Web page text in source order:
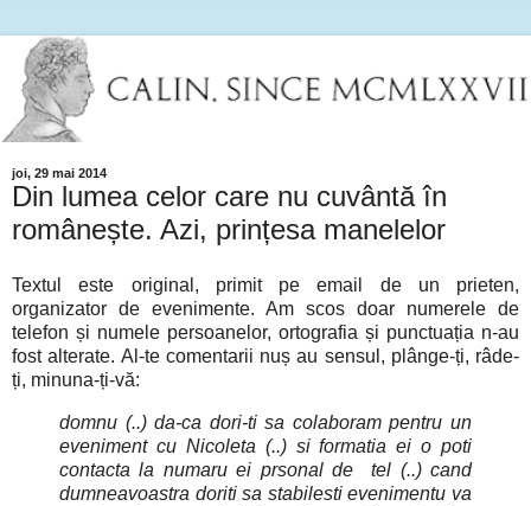
joi, 29 mai 2014
Din lumea celor care nu cuvântă în
românește. Azi, prințesa manelelor
Textul este original, primit pe email de un prieten,
organizator de evenimente. Am scos doar numerele de
telefon și numele persoanelor, ortografia și punctuația n-au
fost alterate. Al-te comentarii nuș au sensul, plânge-ți, râde-
ți, minuna-ți-vă:
domnu (..) da-ca dori-ti sa colaboram pentru un
eveniment cu Nicoleta (..) si formatia ei o poti
contacta la numaru ei prsonal de tel (..) cand
dumneavoastra doriti sa stabilesti evenimentu va